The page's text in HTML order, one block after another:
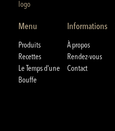
Menu
Produits
Recettes
Le Temps d'une
Bouffe
Informations
À propos
Rendez-vous
Contact